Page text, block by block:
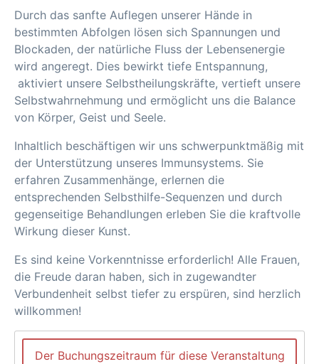
Durch das sanfte Auflegen unserer Hände in
bestimmten Abfolgen lösen sich Spannungen und
Blockaden, der natürliche Fluss der Lebensenergie
wird angeregt. Dies bewirkt tiefe Entspannung,
aktiviert unsere Selbstheilungskräfte, vertieft unsere
Selbstwahrnehmung und ermöglicht uns die Balance
von Körper, Geist und Seele.
Inhaltlich beschäftigen wir uns schwerpunktmäßig mit
der Unterstützung unseres Immunsystems. Sie
erfahren Zusammenhänge, erlernen die
entsprechenden Selbsthilfe-Sequenzen und durch
gegenseitige Behandlungen erleben Sie die kraftvolle
Wirkung dieser Kunst.
Es sind keine Vorkenntnisse erforderlich! Alle Frauen,
die Freude daran haben, sich in zugewandter
Verbundenheit selbst tiefer zu erspüren, sind herzlich
willkommen!
Der Buchungszeitraum für diese Veranstaltung